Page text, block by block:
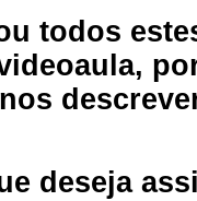
todos
deseja